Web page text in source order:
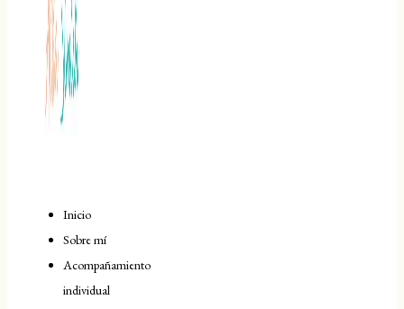
Inicio
Sobre mí
Acompañamiento
individual